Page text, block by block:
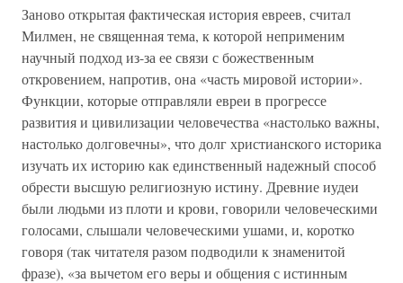
Заново открытая фактическая история евреев, считал
Милмен, не священная тема, к которой неприменим
научный подход из-за ее связи с божественным
откровением, напротив, она «часть мировой истории».
Функции, которые отправляли евреи в прогрессе
развития и цивилизации человечества «настолько важны,
настолько долговечны», что долг христианского историка
изучать их историю как единственный надежный способ
обрести высшую религиозную истину. Древние иудеи
были людьми из плоти и крови, говорили человеческими
голосами, слышали человеческими ушами, и, коротко
говоря (так читателя разом подводили к знаменитой
фразе), «за вычетом его веры и общения с истинным